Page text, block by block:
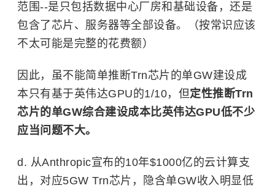
范围--是只包括数据中心厂房和基础设备，还是
包含了芯片、服务器等全部设备。（按常识应该
不太可能是完整的花费额）
因此，虽不能简单推断Trn芯片的单GW建设成
本只有基于英伟达GPU的1/10，但定性推断Trn
芯片的单GW综合建设成本比英伟达GPU低不少
应当问题不大。
d. 从Anthropic宣布的10年$1000亿的云计算支
出，对应5GW Trn芯片，隐含单GW收入明显低